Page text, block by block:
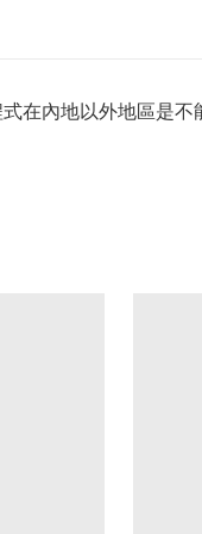
在內地以外地區是不